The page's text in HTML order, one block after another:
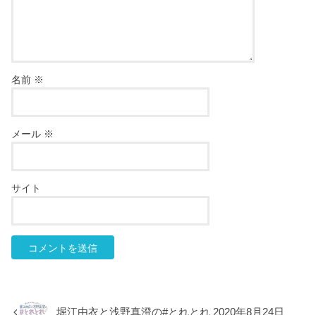
名前 ※
メール ※
サイト
堀江由衣と浅野真澄の#とれとれ 2020年8月24日